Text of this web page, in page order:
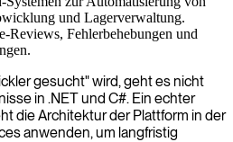
und Lagerverwaltung.
Reviews, Fehlerbehebungen und
gesucht" wird, geht es nicht
in .NET und C#. Ein echter
die Architektur der Plattform in der
anwenden, um langfristig